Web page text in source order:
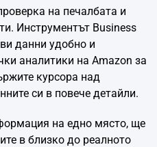
на печалбата и
Инструментът Business
данни удобно и
аналитики на Amazon за
курсора над
си в повече детайли.
на едно място, ще
в близко до реалното